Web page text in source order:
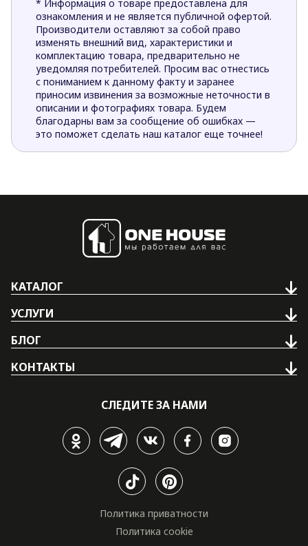
* Информация о товаре предоставлена для
ознакомления и не является публичной офертой.
Производители оставляют за собой право
изменять внешний вид, характеристики и
комплектацию товара, предварительно не
уведомляя потребителей. Просим вас отнестись
с пониманием к данному факту и заранее
приносим извинения за возможные неточности в
описании и фотографиях товара. Будем
благодарны вам за сообщение об ошибках —
это поможет сделать наш каталог еще точнее!
КАТАЛОГ
УСЛУГИ
БЛОГ
КОНТАКТЫ
СЛЕДИТЕ ЗА НАМИ
Политика приватности
Политика cookie